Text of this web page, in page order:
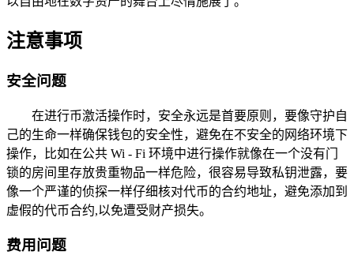
注意事项
安全问题
在进行币激活操作时，安全永远是首要原则，要像守护自
己的生命一样确保钱包的安全性，避免在不安全的网络环境下
操作，比如在公共 Wi - Fi 环境中进行操作就像在一个没有门
锁的房间里存放贵重物品一样危险，很容易导致私钥泄露，要
像一个严谨的侦探一样仔细核对代币的合约地址，避免添加到
虚假的代币合约,以免遭受财产损失。
费用问题